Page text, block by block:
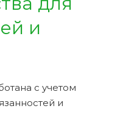
и
с учетом
и